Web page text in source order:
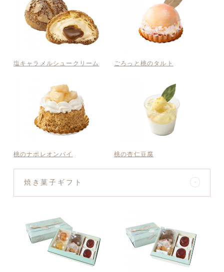
塩キャラメルシュークリーム ごろっと桃のタルト
桃のナポレオンパイ 桃の杏仁豆腐
焼き菓子ギフト